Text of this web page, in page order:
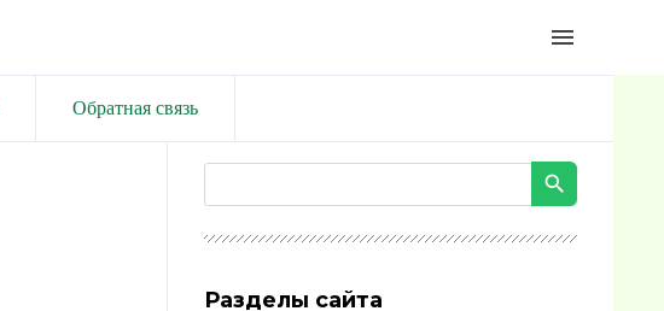
menu
Обратная связь
Разделы сайта